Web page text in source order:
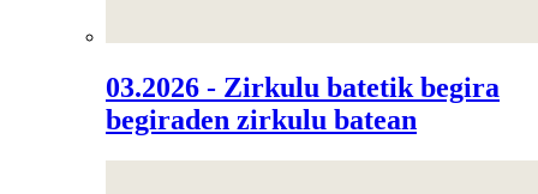
03.2026 - Zirkulu batetik begira
begiraden zirkulu batean